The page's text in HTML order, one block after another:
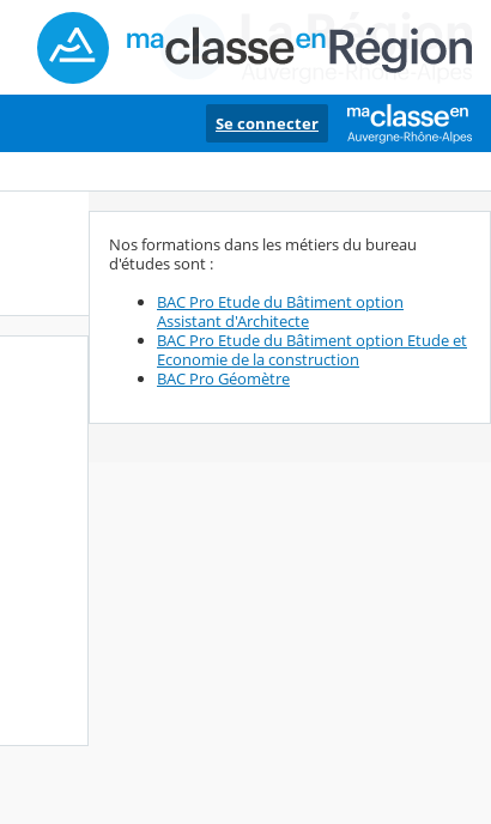
Se connecter
Nos formations dans les métiers du bureau
d'études sont :
BAC Pro Etude du Bâtiment option
Assistant d'Architecte
BAC Pro Etude du Bâtiment option Etude et
Economie de la construction
BAC Pro Géomètre